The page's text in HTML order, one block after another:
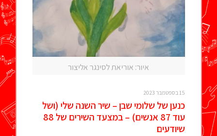
איור: אוריאת לסינגר אליצור
15 בספטמבר 2023
כנען של שלומי שבן – שיר השנה שלי (ושל
עוד 87 אנשים) – במצעד השירים של 88
שיודעים